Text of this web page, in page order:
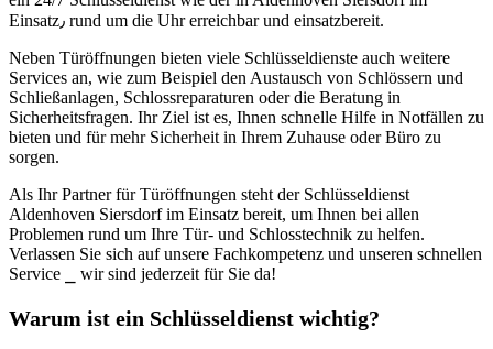
Einsatz٫ rund um die Uhr erreichbar und einsatzbereit.​
Neben Türöffnungen bieten viele Schlüsseldienste auch weitere
Services an, wie zum Beispiel den Austausch von Schlössern und
Schließanlagen, Schlossreparaturen oder die Beratung in
Sicherheitsfragen. Ihr Ziel ist es, Ihnen schnelle Hilfe in Notfällen zu
bieten und für mehr Sicherheit in Ihrem Zuhause oder Büro zu
sorgen.​
Als Ihr Partner für Türöffnungen steht der Schlüsseldienst
Aldenhoven Siersdorf im Einsatz bereit, um Ihnen bei allen
Problemen rund um Ihre Tür- und Schlosstechnik zu helfen.​
Verlassen Sie sich auf unsere Fachkompetenz und unseren schnellen
Service ⎯ wir sind jederzeit für Sie da!​
Warum ist ein Schlüsseldienst wichtig?